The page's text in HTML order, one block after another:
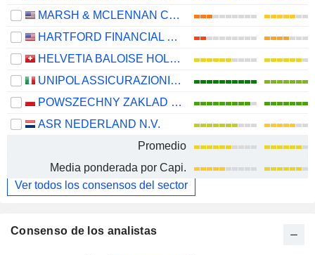
MARSH & MCLENNAN COMPANIES
HARTFORD FINANCIAL SERVICES GROUP (THE), INC.
HELVETIA BALOISE HOLDING AG
UNIPOL ASSICURAZIONI S.P.A.
POWSZECHNY ZAKLAD UBEZPIECZE? SPÓLKA AKCYJNA
ASR NEDERLAND N.V.
Promedio
Media ponderada por Capi.
Ver todos los consensos del sector
Consenso de los analistas